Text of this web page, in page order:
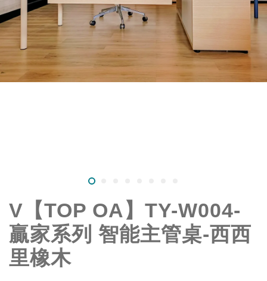
V【TOP OA】TY-W004-
贏家系列 智能主管桌-西西
里橡木